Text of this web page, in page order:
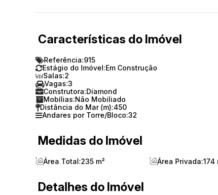
4 suítes confortáveis
Lavabo elegante
Cozinha ampla e funcional
Living com vista panorâmica
Churrasqueira
Área de serviço independente
Acabamentos em porcelanato classe A
Rebaixamento em gesso com
Espera para automação e vídeo porteiro
Características do Imóvel
Referência:915
Estágio do Imóvel:Em Construção
Salas:2
Vagas:3
Construtora:Diamond
Mobílias:Não Mobiliado
Distância do Mar (m):450
Andares por Torre/Bloco:32
Medidas do Imóvel
Área Total:235 m² Área Privada:174
Detalhes do Imóvel